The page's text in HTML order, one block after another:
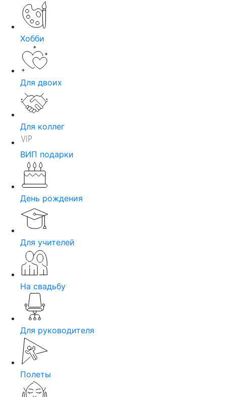
Хобби
Для двоих
Для коллег
ВИП подарки
День рождения
Для учителей
На свадьбу
Для руководителя
Полеты